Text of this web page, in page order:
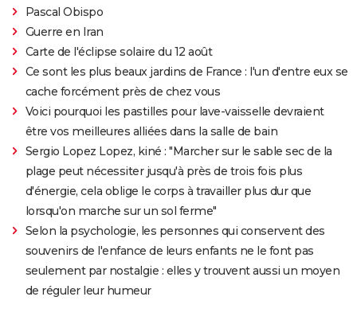
Pascal Obispo
Guerre en Iran
Carte de l'éclipse solaire du 12 août
Ce sont les plus beaux jardins de France : l'un d'entre eux se
cache forcément près de chez vous
Voici pourquoi les pastilles pour lave-vaisselle devraient
être vos meilleures alliées dans la salle de bain
Sergio Lopez Lopez, kiné : "Marcher sur le sable sec de la
plage peut nécessiter jusqu'à près de trois fois plus
d'énergie, cela oblige le corps à travailler plus dur que
lorsqu'on marche sur un sol ferme"
Selon la psychologie, les personnes qui conservent des
souvenirs de l'enfance de leurs enfants ne le font pas
seulement par nostalgie : elles y trouvent aussi un moyen
de réguler leur humeur